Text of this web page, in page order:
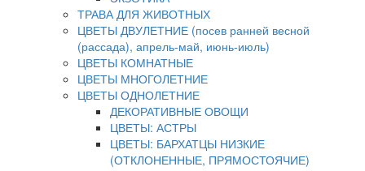
ТРАВА ДЛЯ ЖИВОТНЫХ
ЦВЕТЫ ДВУЛЕТНИЕ (посев ранней весной
(рассада), апрель-май, июнь-июль)
ЦВЕТЫ КОМНАТНЫЕ
ЦВЕТЫ МНОГОЛЕТНИЕ
ЦВЕТЫ ОДНОЛЕТНИЕ
ДЕКОРАТИВНЫЕ ОВОЩИ
ЦВЕТЫ: АСТРЫ
ЦВЕТЫ: БАРХАТЦЫ НИЗКИЕ
(ОТКЛОНЕННЫЕ, ПРЯМОСТОЯЧИЕ)